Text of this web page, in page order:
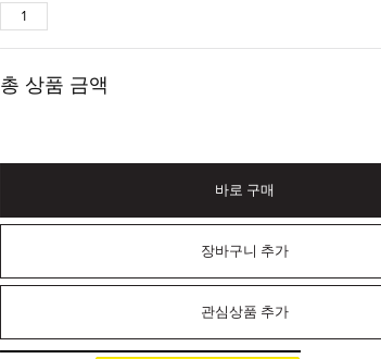
총 상품 금액
바로 구매
장바구니 추가
관심상품 추가